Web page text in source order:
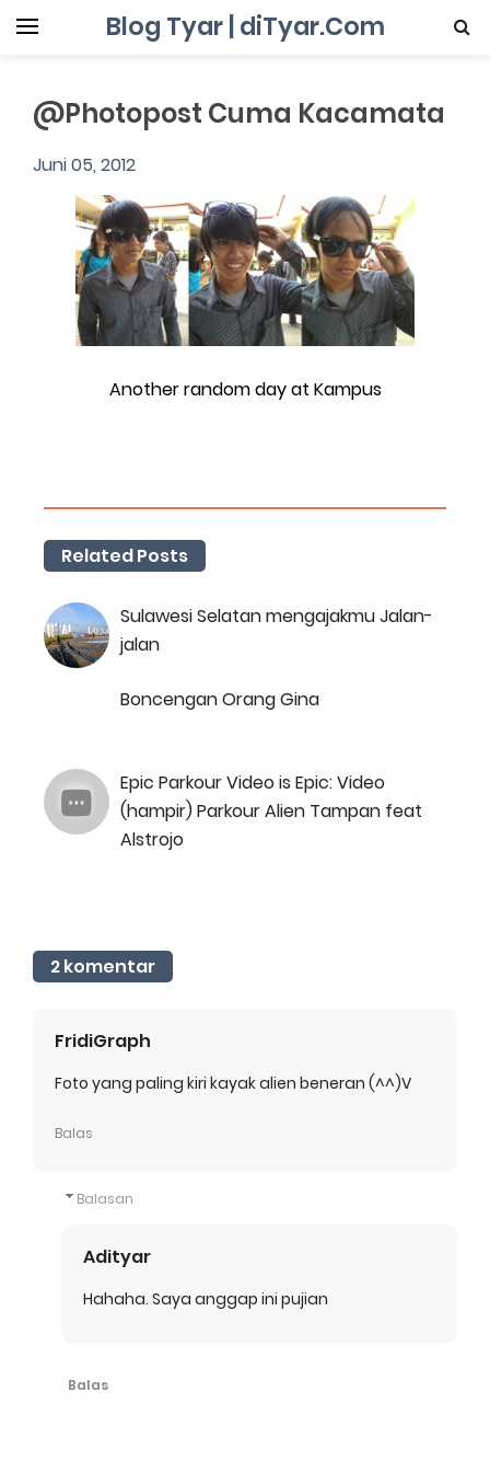
Blog Tyar | diTyar.Com
@Photopost Cuma Kacamata
Juni 05, 2012
Another random day at Kampus
Related Posts
Sulawesi Selatan mengajakmu Jalan-
jalan
Boncengan Orang Gina
Epic Parkour Video is Epic: Video
(hampir) Parkour Alien Tampan feat
Alstrojo
2 komentar
FridiGraph
Foto yang paling kiri kayak alien beneran (^^)V
Balas
Balasan
Adityar
Hahaha. Saya anggap ini pujian
Balas